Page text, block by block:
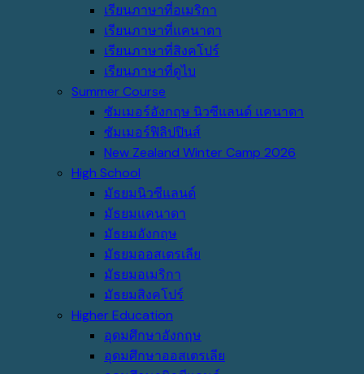
เรียนภาษาที่อเมริกา
เรียนภาษาที่แคนาดา
เรียนภาษาที่สิงคโปร์
เรียนภาษาที่ดูไบ
Summer Course
ซัมเมอร์อังกฤษ นิวซีแลนด์ แคนาดา
ซัมเมอร์ฟิลิปปินส์
New Zealand Winter Camp 2026
High School
มัธยมนิวซีแลนด์
มัธยมแคนาดา
มัธยมอังกฤษ
มัธยมออสเตรเลีย
มัธยมอเมริกา
มัธยมสิงคโปร์
Higher Education
อุดมศึกษาอังกฤษ
อุดมศึกษาออสเตรเลีย